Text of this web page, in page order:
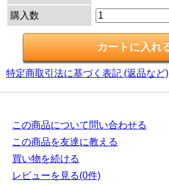
購入数
特定商取引法に基づく表記 (返品など)
この商品について問い合わせる
この商品を友達に教える
買い物を続ける
レビューを見る(0件)